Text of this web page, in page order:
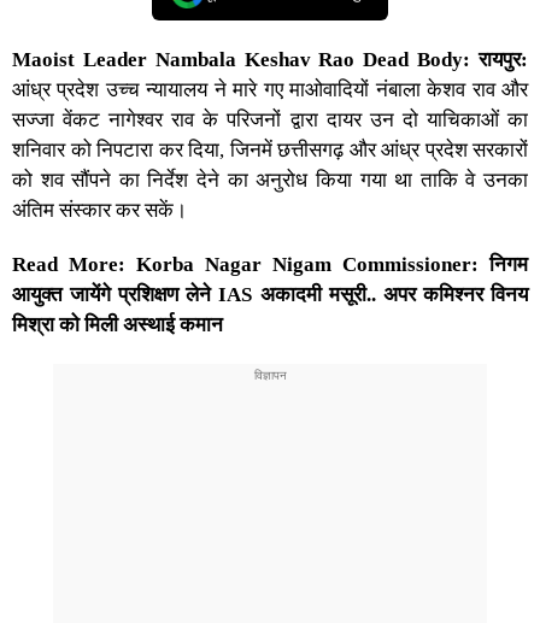
Maoist Leader Nambala Keshav Rao Dead Body: रायपुर:
आंध्र प्रदेश उच्च न्यायालय ने मारे गए माओवादियों नंबाला केशव राव और
सज्जा वेंकट नागेश्वर राव के परिजनों द्वारा दायर उन दो याचिकाओं का
शनिवार को निपटारा कर दिया, जिनमें छत्तीसगढ़ और आंध्र प्रदेश सरकारों
को शव सौंपने का निर्देश देने का अनुरोध किया गया था ताकि वे उनका
अंतिम संस्कार कर सकें।
Read More: Korba Nagar Nigam Commissioner: निगम
आयुक्त जायेंगे प्रशिक्षण लेने IAS अकादमी मसूरी.. अपर कमिश्नर विनय
मिश्रा को मिली अस्थाई कमान